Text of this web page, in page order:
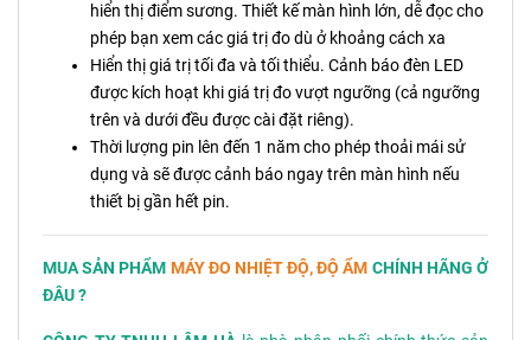
hiển thị điểm sương. Thiết kế màn hình lớn, dễ đọc cho
phép bạn xem các giá trị đo dù ở khoảng cách xa
Hiển thị giá trị tối đa và tối thiểu. Cảnh báo đèn LED
được kích hoạt khi giá trị đo vượt ngưỡng (cả ngưỡng
trên và dưới đều được cài đặt riêng).
Thời lượng pin lên đến 1 năm cho phép thoải mái sử
dụng và sẽ được cảnh báo ngay trên màn hình nếu
thiết bị gần hết pin.
MUA SẢN PHẨM MÁY ĐO NHIỆT ĐỘ, ĐỘ ẨM CHÍNH HÃNG Ở
ĐÂU ?